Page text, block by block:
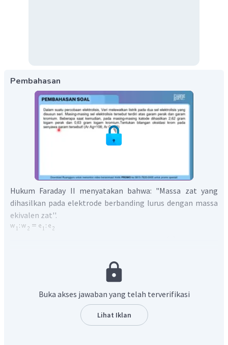
Pembahasan
Hukum Faraday II menyatakan bahwa: "Massa zat yang
dihasilkan pada elektrode berbanding lurus dengan massa
ekivalen zat''.
Buka akses jawaban yang telah terverifikasi
Lihat Iklan